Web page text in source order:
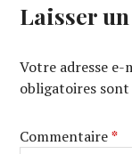
Laisser
Votre adresse e-
obligatoires
Commentaire*